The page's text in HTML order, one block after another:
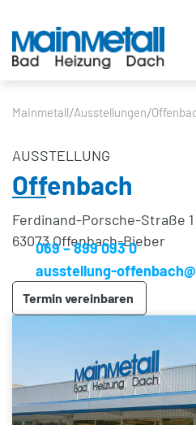
Mainmetall/Ausstellungen/
AUSSTELLUNG
Offenbach
Ferdinand-Porsche-Straße 1
63073 Offenbach-Bieber
069 – 899 093 0
ausstellung-
Termin vereinbaren